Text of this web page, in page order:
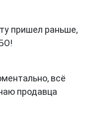
пришел раньше,
всё
продавца